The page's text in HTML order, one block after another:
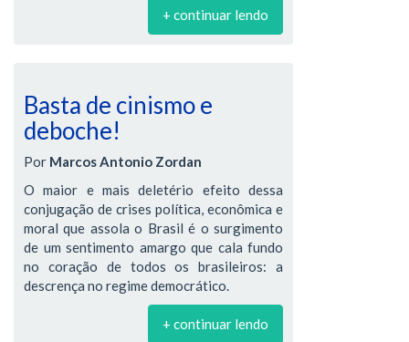
+ continuar lendo
Basta de cinismo e
deboche!
Por Marcos Antonio Zordan
O maior e mais deletério efeito dessa
conjugação de crises política, econômica e
moral que assola o Brasil é o surgimento
de um sentimento amargo que cala fundo
no coração de todos os brasileiros: a
descrença no regime democrático.
+ continuar lendo